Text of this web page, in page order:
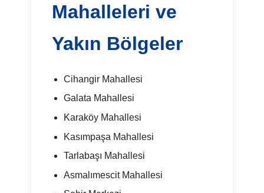
Mahalleleri ve
Yakın Bölgeler
Cihangir Mahallesi
Galata Mahallesi
Karaköy Mahallesi
Kasımpaşa Mahallesi
Tarlabaşı Mahallesi
Asmalımescit Mahallesi